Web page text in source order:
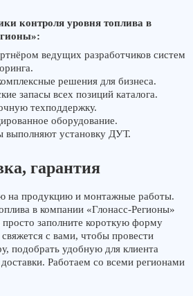
контроля уровня топлива в
ведущих разработчиков систем
решения для бизнеса.
запасы всех позиций каталога.
техподдержку.
оборудование.
выполняют установку ДУТ.
гарантия
на продукцию и монтажные работы.
в компании «Глонасс-Регионы»
заполните короткую форму
с вами, чтобы провести
подобрать удобную для клиента
Работаем со всеми регионами